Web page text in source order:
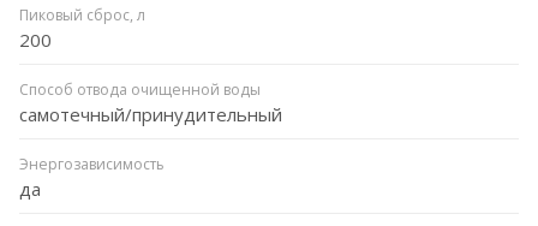
Пиковый сброс, л
200
Способ отвода очищенной воды
самотечный/принудительный
Энергозависимость
да